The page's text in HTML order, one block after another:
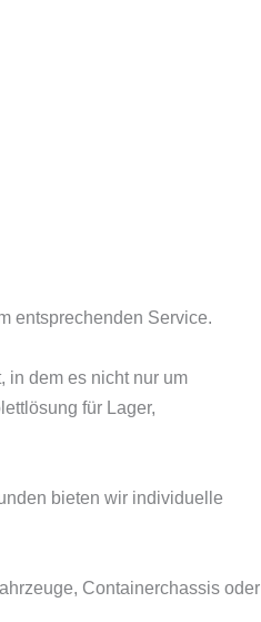
entsprechenden Service.
in dem es nicht nur um
für Lager,
bieten wir individuelle
Containerchassis oder